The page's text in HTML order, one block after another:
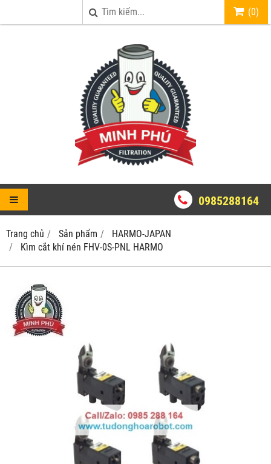
(0)
0985288164
Trang chủ Sản phẩm
HARMO-JAPAN
Kìm cắt khí nén FHV-0S-PNL HARMO